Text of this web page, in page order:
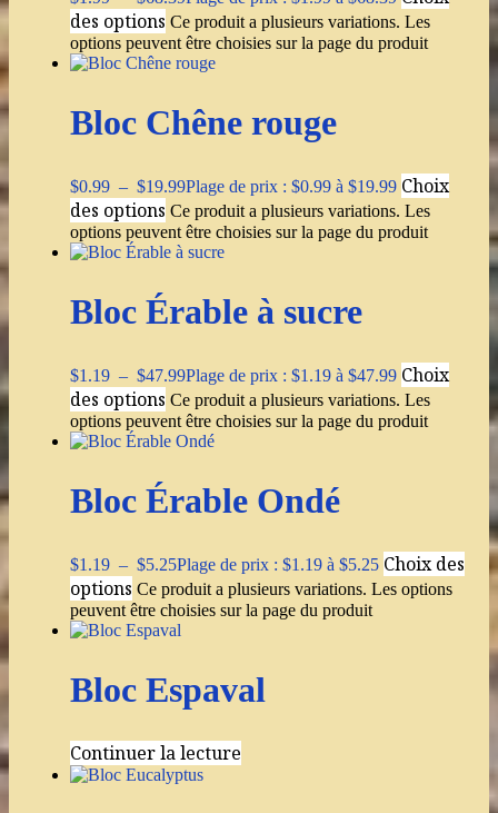
des options Ce produit a plusieurs variations. Les
options peuvent être choisies sur la page du produit
Bloc Chêne rouge
$0.99 – $19.99Plage de prix : $0.99 à $19.99 Choix
des options Ce produit a plusieurs variations. Les
options peuvent être choisies sur la page du produit
Bloc Érable à sucre
$1.19 – $47.99Plage de prix : $1.19 à $47.99 Choix
des options Ce produit a plusieurs variations. Les
options peuvent être choisies sur la page du produit
Bloc Érable Ondé
$1.19 – $5.25Plage de prix : $1.19 à $5.25 Choix des
options Ce produit a plusieurs variations. Les options
peuvent être choisies sur la page du produit
Bloc Espaval
Continuer la lecture